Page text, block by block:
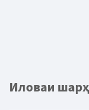
Иловаи шарҳ